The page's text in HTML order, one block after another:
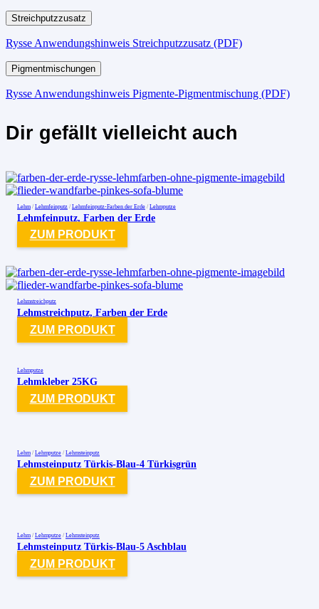
Streichputzzusatz
Rysse Anwendungshinweis Streichputzzusatz (PDF)
Pigmentmischungen
Rysse Anwendungshinweis Pigmente-Pigmentmischung (PDF)
Dir gefällt vielleicht auch
Lehm / Lehmfeinputz / Lehmfeinputz-Farben der Erde / Lehmputze
Lehmfeinputz, Farben der Erde
ZUM PRODUKT
Lehmstreichputz
Lehmstreichputz, Farben der Erde
ZUM PRODUKT
Lehmputze
Lehmkleber 25KG
ZUM PRODUKT
Lehm / Lehmputze / Lehmsteinputz
Lehmsteinputz Türkis-Blau-4 Türkisgrün
ZUM PRODUKT
Lehm / Lehmputze / Lehmsteinputz
Lehmsteinputz Türkis-Blau-5 Aschblau
ZUM PRODUKT